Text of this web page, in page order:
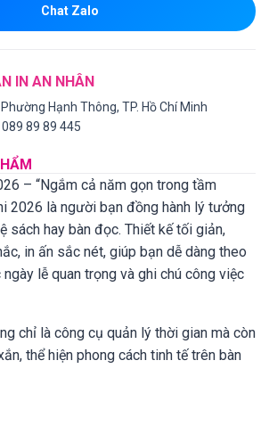
Chat Zalo
IN AN NHÂN
Hạnh Thông, TP. Hồ Chí Minh
89 89 445
– “Ngắm cả năm gọn trong tầm
2026 là người bạn đồng hành lý tưởng
sách hay bàn đọc. Thiết kế tối giản,
in ấn sắc nét, giúp bạn dễ dàng theo
lễ quan trọng và ghi chú công việc
chỉ là công cụ quản lý thời gian mà còn
thể hiện phong cách tinh tế trên bàn